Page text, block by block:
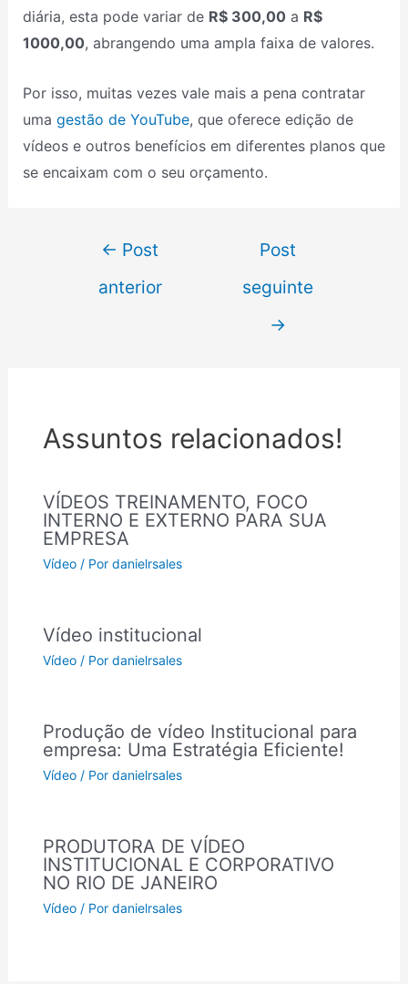
diária, esta pode variar de R$ 300,00a R$
1000,00, abrangendo uma ampla faixa de valores.
Por isso, muitas vezes vale mais a pena contratar
uma gestão de YouTube, que oferece edição de
vídeos e outros benefícios em diferentes planos que
se encaixam com o seu orçamento.
← Post
anterior
Post
seguinte
→
Assuntos relacionados!
VÍDEOS TREINAMENTO, FOCO
INTERNO E EXTERNO PARA SUA
EMPRESA
Vídeo / Pordanielrsales
Vídeo institucional
Vídeo / Pordanielrsales
Produção de vídeo Institucional para
empresa: Uma Estratégia Eficiente!
Vídeo / Pordanielrsales
PRODUTORA DE VÍDEO
INSTITUCIONAL E CORPORATIVO
NO RIO DE JANEIRO
Vídeo / Pordanielrsales